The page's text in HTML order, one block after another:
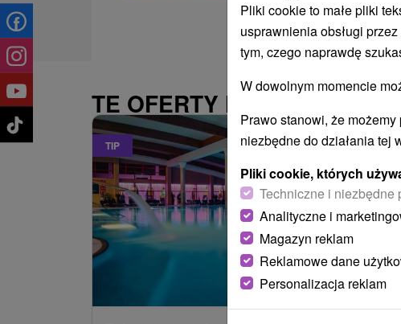
TE OFERTY MOGĄ
TIP
od486,09zł
/noc/osoba
Pliki cookie to małe pliki
usprawnienia obsługi
tym, czego naprawdę
W dowolnym momencie
Prawo stanowi, że
niezbędne do działania tej
Pliki cookie, których
Techniczne i niezbędne
Analityczne i
Magazyn reklam
Reklamowe dane
Personalizacja reklam